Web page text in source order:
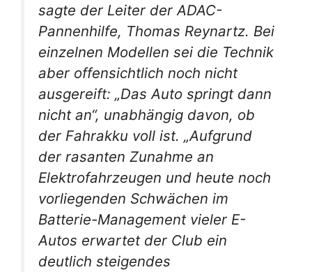
sagte der Leiter der ADAC-
Pannenhilfe, Thomas Reynartz. Bei
einzelnen Modellen sei die Technik
aber offensichtlich noch nicht
ausgereift: „Das Auto springt dann
nicht an“, unabhängig davon, ob
der Fahrakku voll ist. „Aufgrund
der rasanten Zunahme an
Elektrofahrzeugen und heute noch
vorliegenden Schwächen im
Batterie-Management vieler E-
Autos erwartet der Club ein
deutlich steigendes